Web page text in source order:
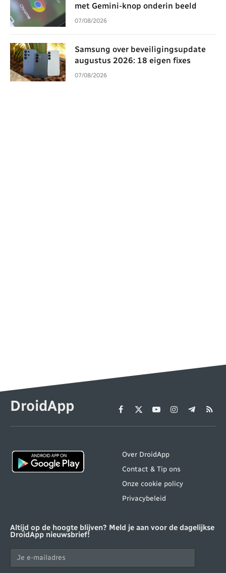
met Gemini-knop onderin beeld
07/08/2026
Samsung over beveiligingsupdate
augustus 2026: 18 eigen fixes
07/08/2026
DroidApp Facebook
X
(Twitter)
YouTubeInstagram
Telegram
RSS
Over DroidApp
Contact & Tip ons
Onze cookie policy
Privacybeleid
Altijd op de hoogte blijven? Meld je aan voor de dagelijkse
DroidApp nieuwsbrief!